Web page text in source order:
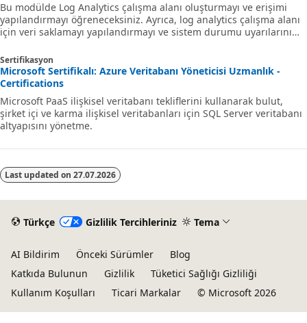
Bu modülde Log Analytics çalışma alanı oluşturmayı ve erişimi
yapılandırmayı öğreneceksiniz. Ayrıca, log analytics çalışma alanı
için veri saklamayı yapılandırmayı ve sistem durumu uyarılarını
Sertifikasyon
Microsoft Sertifikalı: Azure Veritabanı Yöneticisi Uzmanlık -
Certifications
Microsoft PaaS ilişkisel veritabanı tekliflerini kullanarak bulut,
şirket içi ve karma ilişkisel veritabanları için SQL Server veritabanı
altyapısını yönetme.
Last updated on 27.07.2026
Türkçe Gizlilik Tercihleriniz Tema
AI Bildirim Önceki Sürümler
Blog
Katkıda Bulunun
Gizlilik
Tüketici Sağlığı Gizliliği
Kullanım Koşulları
Ticari Markalar © Microsoft 2026